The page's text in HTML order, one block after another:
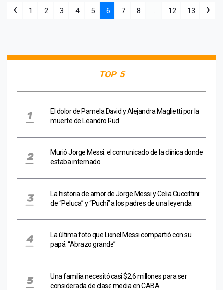
‹ 1 2 3 4 5 6 7 8 ... 12 13 ›
TOP 5
El dolor de Pamela David y Alejandra Maglietti por la
muerte de Leandro Rud
Murió Jorge Messi: el comunicado de la clínica donde
estaba internado
La historia de amor de Jorge Messi y Celia Cuccittini:
de “Peluca” y “Puchi” a los padres de una leyenda
La última foto que Lionel Messi compartió con su
papá: “Abrazo grande”
Una familia necesitó casi $2,6 millones para ser
considerada de clase media en CABA